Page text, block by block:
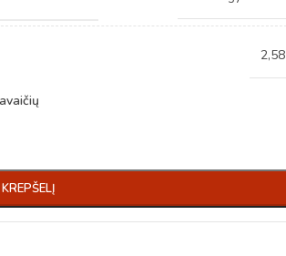
2,58